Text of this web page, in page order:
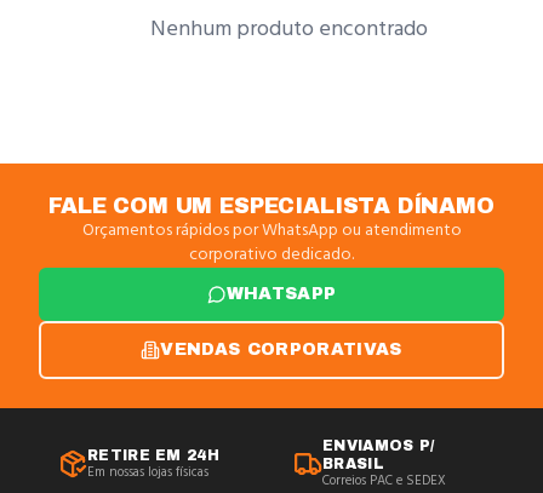
Nenhum produto encontrado
FALE COM UM ESPECIALISTA DÍNAMO
Orçamentos rápidos por WhatsApp ou atendimento
corporativo dedicado.
WHATSAPP
VENDAS CORPORATIVAS
RETIRE EM 24H
Em nossas lojas físicas
ENVIAMOS P/
BRASIL
Correios PAC e SEDEX